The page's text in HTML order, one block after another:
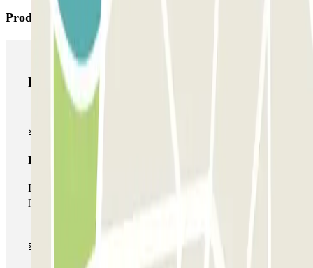
Productos de Parclick
Productos de Parclick
Pase básico
Durante tu estancia podrás entrar y salir una única vez al
parking